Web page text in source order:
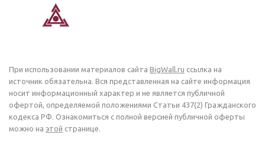
При использовании материалов сайта BigWall.ru ссылка на
источник обязательна. Вся представленная на сайте информация
носит информационный характер и не является публичной
офертой, определяемой положениями Статьи 437(2) Гражданского
кодекса РФ. Ознакомиться с полной версией публичной оферты
можно на этой странице.